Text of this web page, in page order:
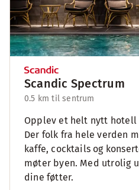
Scandic Spectrum
0.5 km til sentrum
Opplev et helt nytt hotell
Der folk fra hele verden
kaffe, cocktails og
møter byen. Med utrolig
dine føtter.